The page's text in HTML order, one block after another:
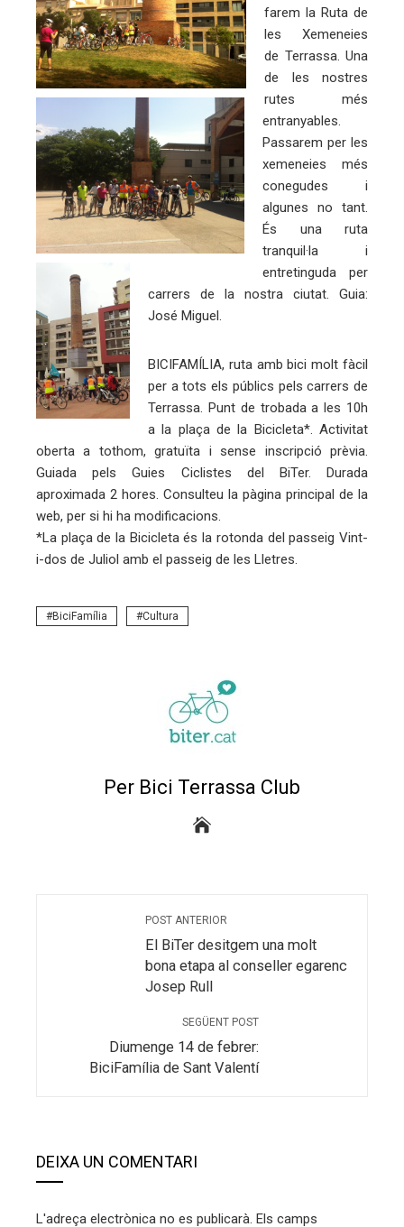
farem la Ruta de
les Xemeneies
de Terrassa. Una
de les nostres
rutes més
entranyables.
Passarem per les
xemeneies més
conegudes i
algunes no tant.
És una ruta
tranquil·la i
entretinguda per
carrers de la nostra ciutat. Guia:
José Miguel.
BICIFAMÍLIA, ruta amb bici molt fàcil
per a tots els públics pels carrers de
Terrassa. Punt de trobada a les 10h
a la plaça de la Bicicleta*. Activitat
oberta a tothom, gratuïta i sense inscripció prèvia.
Guiada pels Guies Ciclistes del BiTer. Durada
aproximada 2 hores. Consulteu la pàgina principal de la
web, per si hi ha modificacions.
*La plaça de la Bicicleta és la rotonda del passeig Vint-
i-dos de Juliol amb el passeig de les Lletres.
BiciFamília Cultura
Per Bici Terrassa Club
POST ANTERIOR
El BiTer desitgem una molt
bona etapa al conseller egarenc
Josep Rull
SEGÜENT POST
Diumenge 14 de febrer:
BiciFamília de Sant Valentí
DEIXA UN COMENTARI
L'adreça electrònica no es publicarà. Els camps